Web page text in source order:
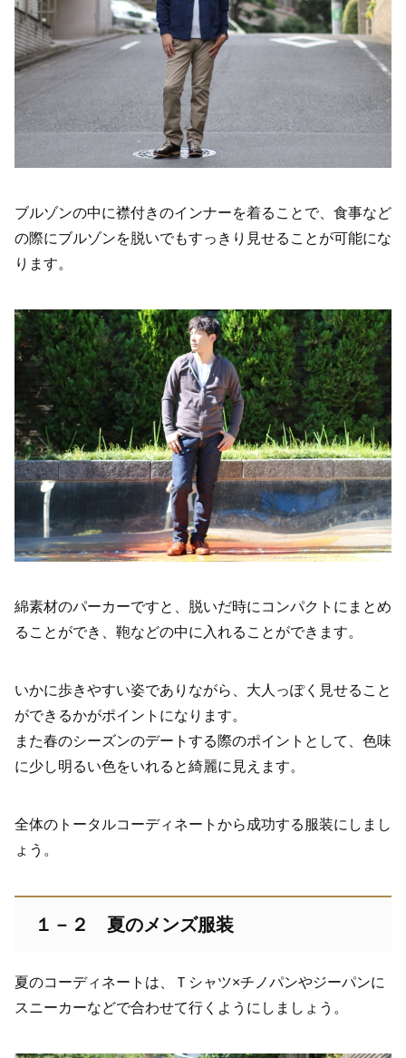
ブルゾンの中に襟付きのインナーを着ることで、食事など
の際にブルゾンを脱いでもすっきり見せることが可能にな
ります。
綿素材のパーカーですと、脱いだ時にコンパクトにまとめ
ることができ、鞄などの中に入れることができます。
いかに歩きやすい姿でありながら、大人っぽく見せること
ができるかがポイントになります。
また春のシーズンのデートする際のポイントとして、色味
に少し明るい色をいれると綺麗に見えます。
全体のトータルコーディネートから成功する服装にしまし
ょう。
１－２ 夏のメンズ服装
夏のコーディネートは、Ｔシャツ×チノパンやジーパンに
スニーカーなどで合わせて行くようにしましょう。